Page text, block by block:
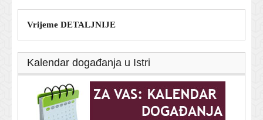
Vrijeme DETALJNIJE
Kalendar događanja u Istri